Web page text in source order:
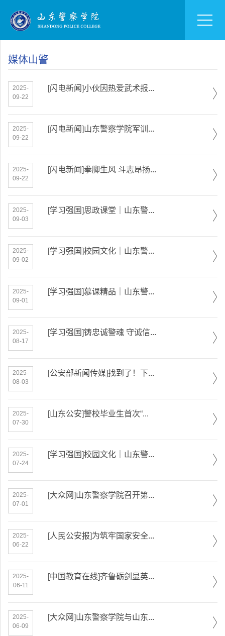
媒体山警
2025-
09-22
[闪电新闻]小伙因热爱武术报...
2025-
09-22
[闪电新闻]山东警察学院军训...
2025-
09-22
[闪电新闻]拳脚生风 斗志昂扬...
2025-
09-03
[学习强国]思政课堂｜山东警...
2025-
09-02
[学习强国]校园文化｜山东警...
2025-
09-01
[学习强国]慕课精品｜山东警...
2025-
08-17
[学习强国]铸忠诚警魂 守诚信...
2025-
08-03
[公安部新闻传媒]找到了！下...
2025-
07-30
[山东公安]警校毕业生首次“...
2025-
07-24
[学习强国]校园文化｜山东警...
2025-
07-01
[大众网]山东警察学院召开第...
2025-
06-22
[人民公安报]为筑牢国家安全...
2025-
06-11
[中国教育在线]齐鲁砺剑显英...
2025-
06-09
[大众网]山东警察学院与山东...